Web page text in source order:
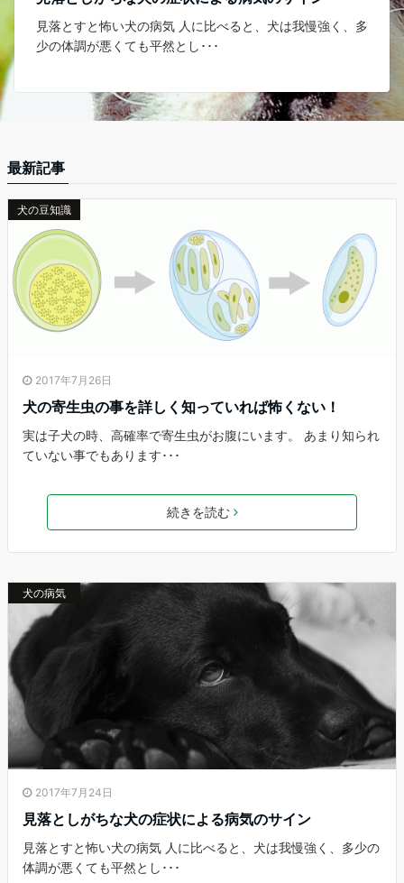
見落とすと怖い犬の病気 人に比べると、犬は我慢強く、多
少の体調が悪くても平然とし･･･
最新記事
犬の豆知識
2017年7月26日
犬の寄生虫の事を詳しく知っていれば怖くない！
実は子犬の時、高確率で寄生虫がお腹にいます。 あまり知られ
ていない事でもあります･･･
続きを読む
犬の病気
2017年7月24日
見落としがちな犬の症状による病気のサイン
見落とすと怖い犬の病気 人に比べると、犬は我慢強く、多少の
体調が悪くても平然とし･･･